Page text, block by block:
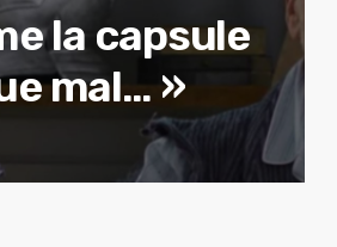
la capsule
mal… »